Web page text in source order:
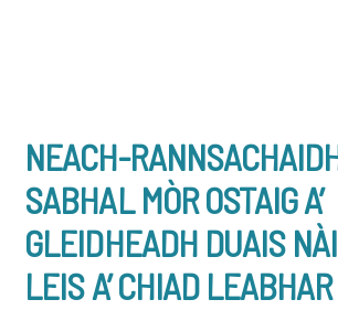
NEACH-
SABHAL MÒR OSTAIG A’
GLEIDHEADH DUAIS
LEIS A’ CHIAD